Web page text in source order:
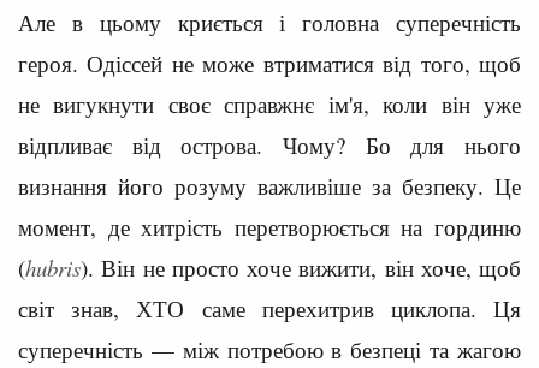
Але в цьому криється і головна суперечність
героя. Одіссей не може втриматися від того, щоб
не вигукнути своє справжнє ім'я, коли він уже
відпливає від острова. Чому? Бо для нього
визнання його розуму важливіше за безпеку. Це
момент, де хитрість перетворюється на гординю
(hubris). Він не просто хоче вижити, він хоче, щоб
світ знав, ХТО саме перехитрив циклопа. Ця
суперечність — між потребою в безпеці та жагою